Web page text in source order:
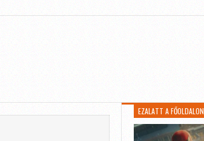
EZALATT A FŐOLDALON…